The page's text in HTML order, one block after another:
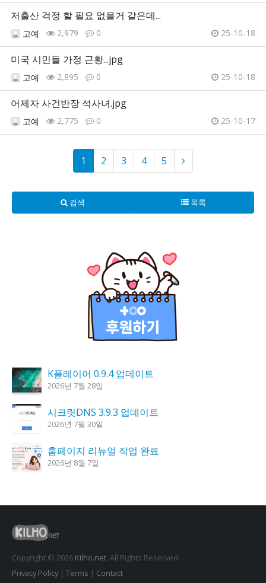
저출산 걱정 할 필요 없을거 같은데...
고예 2,979 0 25-10-18
미국 시민들 가정 근황...jpg
고예 2,895 0 25-10-18
어제자 사건반장 석사녀.jpg
고예 2,775 0 25-10-17
1 2 3 4 5
검색 목록
K플레이어 0.9.4 업데이트
2026년 7월 28일
시크릿DNS 3.9.3 업데이트
2026년 7월 30일
홈페이지 리뉴얼 작업 완료
2026년 8월 7일
꿈의세계 1.3.0 – 꿈해몽, 꿈풀이
2026년 7월 30일
Copyright © 2026 Kilho.net. All Rights Reserved.
Privacy Policy| Terms | Contact